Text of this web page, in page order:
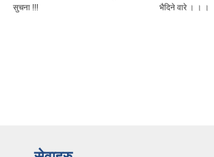
सुचना !!!
भैदिने वारे । । ।